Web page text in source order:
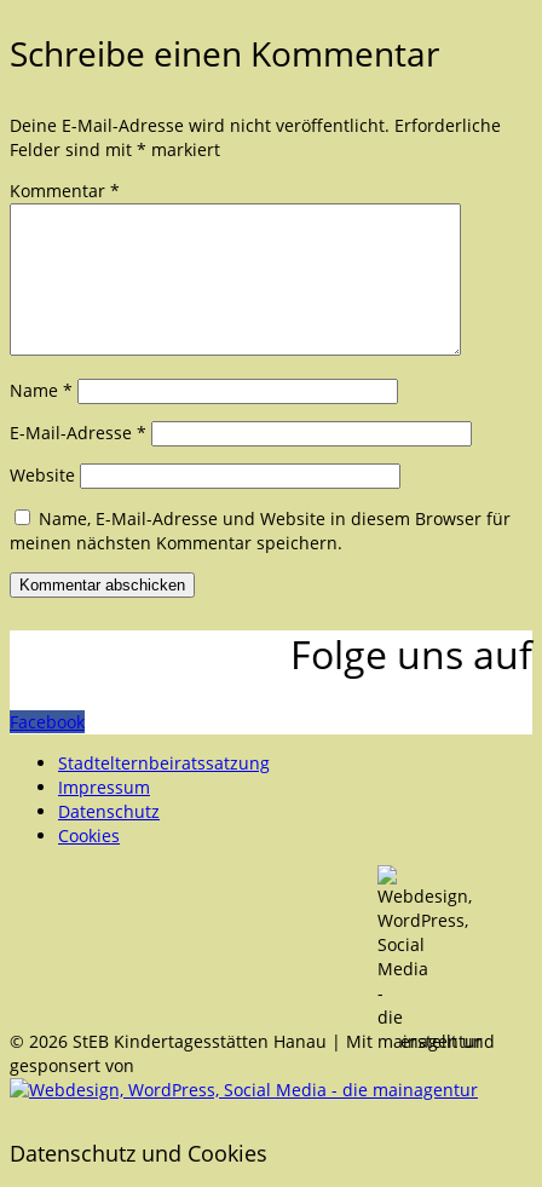
Schreibe einen Kommentar
Deine E-Mail-Adresse wird nicht veröffentlicht. Erforderliche
Felder sind mit * markiert
Kommentar *
Name *
E-Mail-Adresse *
Website
Name, E-Mail-Adresse und Website in diesem Browser für
meinen nächsten Kommentar speichern.
Folge uns auf
Facebook
Stadtelternbeiratssatzung
Impressum
Datenschutz
Cookies
© 2026 StEB Kindertagesstätten Hanau | Mit
erstellt und
gesponsert von
Datenschutz und Cookies